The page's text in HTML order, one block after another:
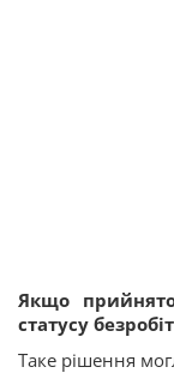
Якщо
статусу
Таке рішення